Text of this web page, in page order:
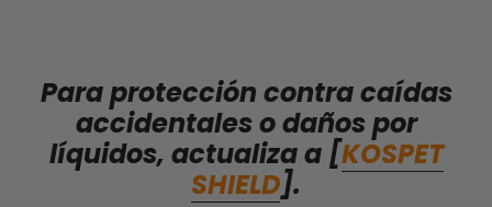
Para protección contra caídas
accidentales o daños por
líquidos, actualiza a [KOSPET
SHIELD].